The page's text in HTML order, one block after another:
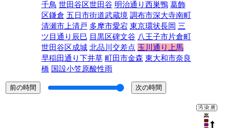
千鳥 世田谷区世田谷 明治通り西巣鴨 葛飾
区鎌倉 五日市街道武蔵境 調布市深大寺南町
清瀬市上清戸 多摩市愛宕 東京環状長岡 三
ツ目通り辰巳 目黒区碑文谷 八王子市片倉町
世田谷区成城 北品川交差点 玉川通り上馬
早稲田通り下井草 町田市金森 東大和市奈良
橋 国設小笠原酸性雨